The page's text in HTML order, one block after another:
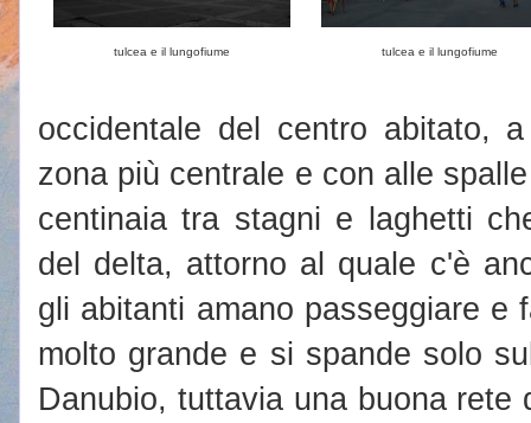
tulcea e il lungofiume tulcea e il lungofiume
occidentale del centro abitato,
zona più centrale e con alle
centinaia tra stagni e laghetti
del delta, attorno al quale c'è
gli abitanti amano passeggiare e
molto grande e si spande solo
Danubio, tuttavia una buona rete